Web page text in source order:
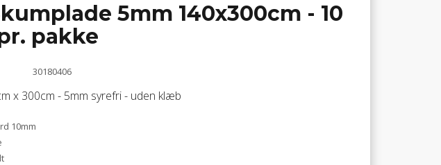
5mm 140x300cm - 10
pakke
30180406
x 300cm - 5mm syrefri - uden klæb
10mm